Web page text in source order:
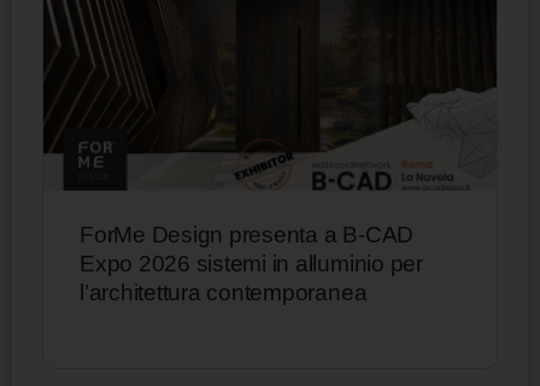
ForMe Design presenta a B-CAD
Expo 2026 sistemi in alluminio per
l’architettura contemporanea